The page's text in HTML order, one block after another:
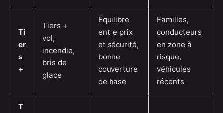
Ti
er
s
+
Tiers +
vol,
incendie,
bris de
glace
Équilibre
entre prix
et sécurité,
bonne
couverture
de base
Familles,
conducteurs
en zone à
risque,
véhicules
récents
T